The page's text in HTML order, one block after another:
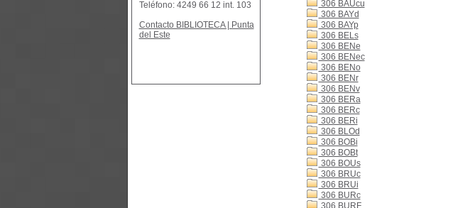
306 BAUcu
306 BAYd
306 BAYp
306 BELs
306 BENe
306 BENec
306 BENo
306 BENr
306 BENv
306 BERa
306 BERc
306 BERi
306 BLOd
306 BOBi
306 BOBt
306 BOUs
306 BRUc
306 BRUi
306 BURc
306 BURF
Teléfono: 4249 66 12 int. 103
Contacto BIBLIOTECA | Punta
del Este